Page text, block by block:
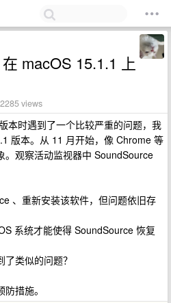
macOS 15.1.1 上
views
本时遇到了一个比较严重的问题，我
版本。从 11 月开始，像 Chrome 等
。观察活动监视器中 SoundSource
、重新安装该软件，但问题依旧存
系统才能使得 SoundSource 恢复
类似的问题？
措施。